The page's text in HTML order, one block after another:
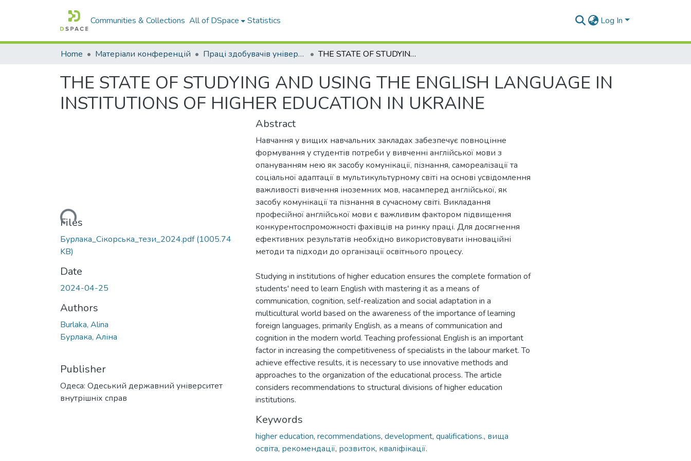
Communities & Collections All of DSpace Statistics Log In
Home Матеріали конференцій Праці здобувачів університету THE STATE OF STUDYING AND USING THE ENGLISH LANGUAGE IN INSTITUTIONS OF HIGHER EDUCATION IN UKRAINE
THE STATE OF STUDYING AND USING THE ENGLISH LANGUAGE IN
INSTITUTIONS OF HIGHER EDUCATION IN UKRAINE
Loading...
Files
Бурлака_Сікорська_тези_2024.pdf(1005.74
KB)
Date
2024-04-25
Authors
Burlaka, Alina
Бурлака, Аліна
Publisher
Одеса: Одеський державний університет
внутрішніх справ
Abstract
Навчання у вищих навчальних закладах забезпечує повноцінне
формування у студентів потреби у вивченні англійської мови з
опануванням нею як засобу комунікації, пізнання, самореалізації та
соціальної адаптації в мультикультурному світі на основі усвідомлення
важливості вивчення іноземних мов, насамперед англійської, як
засобу комунікації та пізнання в сучасному світі. Викладання
професійної англійської мови є важливим фактором підвищення
конкурентоспроможності фахівців на ринку праці. Для досягнення
ефективних результатів необхідно використовувати інноваційні
методи та підходи до організації освітнього процесу.
Studying in institutions of higher education ensures the complete formation of
students' need to learn English with mastering it as a means of
communication, cognition, self-realization and social adaptation in a
multicultural world based on the awareness of the importance of learning
foreign languages, primarily English, as a means of communication and
cognition in the modern world. Teaching professional English is an important
factor in increasing the competitiveness of specialists in the labour market. To
achieve effective results, it is necessary to use innovative methods and
approaches to the organization of the educational process. The article
considers recommendations to structural divisions of higher education
institutions.
Keywords
higher education, recommendations, development, qualifications., вища
освіта, рекомендації, розвиток, кваліфікації.